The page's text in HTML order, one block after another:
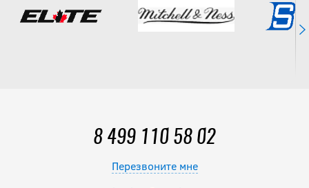
8 499 110 58 02
Перезвоните мне